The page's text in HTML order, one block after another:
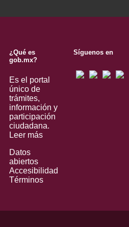
¿Qué es
gob.mx?
Es el portal
único de
trámites,
información y
participación
ciudadana.
Leer más
Datos
abiertos
Accesibilidad
Términos
Síguenos en